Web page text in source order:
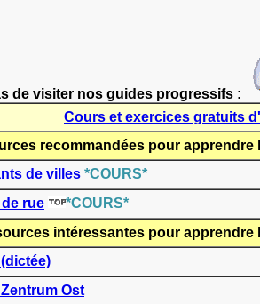
de visiter nos guides progressifs :
Cours et exercices gratuits
recommandées pour apprendre
de villes *COURS*
rue *COURS*
intéressantes pour apprendre
Ost